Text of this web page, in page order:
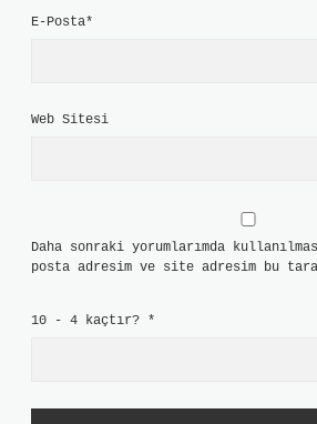
E-Posta*
Web Sitesi
Daha sonraki yorumlarımda
posta adresim ve site adresim bu
10 - 4 kaçtır? *